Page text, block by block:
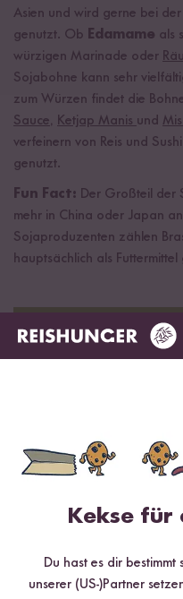
Asien und wird gerne bei
genutzt. Ob Edamame als
würzigen Marinade oder
Sojabohne kann sehr
zum Würzen findet die
Sauce, Ketjap Manis und
verfeinern von Reis und
genutzt.
Fun Fact: Der Großteil der
mehr in China oder Japan
Sojaproduzenten zählen
hauptsächlich als
Kekse für
Du hast es dir
unserer (US-)Partner